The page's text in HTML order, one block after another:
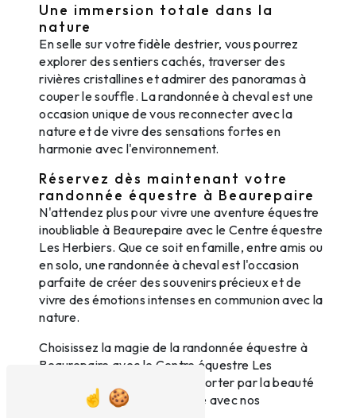
Une immersion totale dans la
nature
En selle sur votre fidèle destrier, vous pourrez
explorer des sentiers cachés, traverser des
rivières cristallines et admirer des panoramas à
couper le souffle. La randonnée à cheval est une
occasion unique de vous reconnecter avec la
nature et de vivre des sensations fortes en
harmonie avec l'environnement.
Réservez dès maintenant votre
randonnée équestre à Beaurepaire
N'attendez plus pour vivre une aventure équestre
inoubliable à Beaurepaire avec le Centre équestre
Les Herbiers. Que ce soit en famille, entre amis ou
en solo, une randonnée à cheval est l'occasion
parfaite de créer des souvenirs précieux et de
vivre des émotions intenses en communion avec la
nature.
Choisissez la magie de la randonnée équestre à
Beaurepaire avec le Centre équestre Les
Herbiers et laissez-vous emporter par la beauté
des paysages et la complicité avec nos